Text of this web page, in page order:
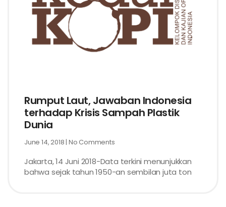
Rumput Laut, Jawaban Indonesia
terhadap Krisis Sampah Plastik
Dunia
June 14, 2018 No Comments
Jakarta, 14 Juni 2018-Data terkini menunjukkan
bahwa sejak tahun 1950-an sembilan juta ton